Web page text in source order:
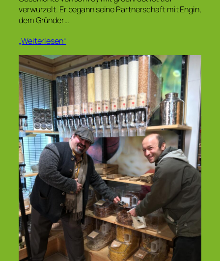
verwurzelt. Er begann seine Partnerschaft mit Engin,
dem Gründer…
„Weiterlesen“